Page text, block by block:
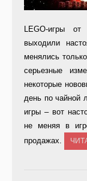
LEGO-игры
выходили
менялись
серьезные
некоторые
день по чайной
игры – вот
не меняя в
продажах.